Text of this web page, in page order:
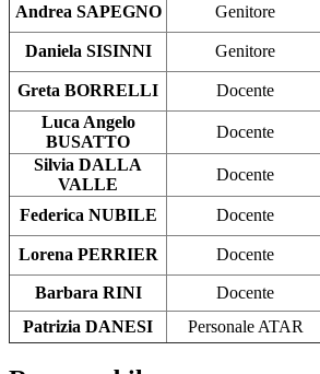
Andrea SAPEGNO Genitore
Daniela SISINNI Genitore
Greta BORRELLI Docente
Luca Angelo
BUSATTO
Docente
Silvia DALLA
VALLE
Docente
Federica NUBILE Docente
Lorena PERRIER Docente
Barbara RINI Docente
Patrizia DANESI
Personale ATAR